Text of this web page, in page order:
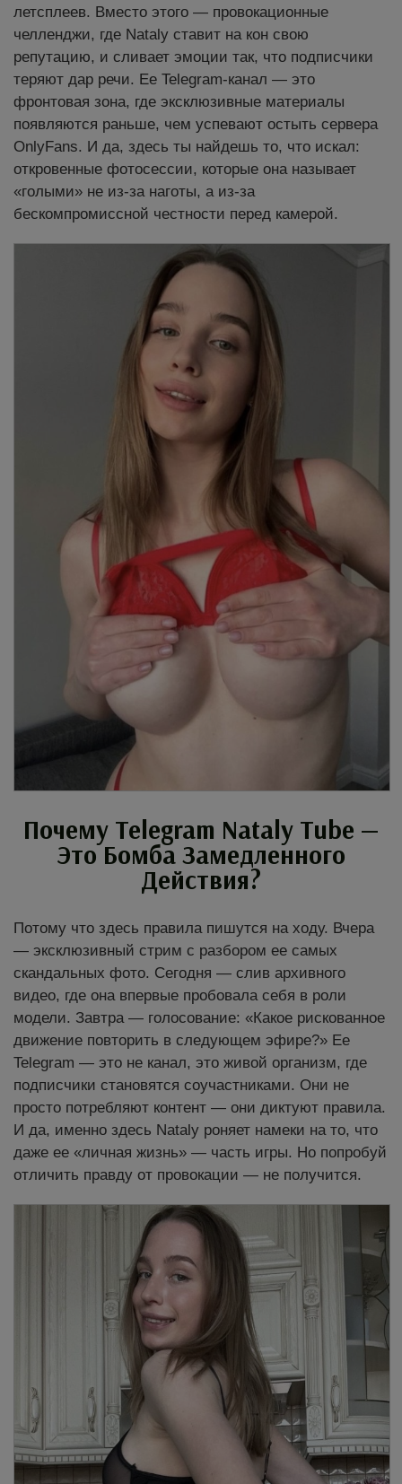
летсплеев. Вместо этого — провокационные
челленджи, где Nataly ставит на кон свою
репутацию, и сливает эмоции так, что подписчики
теряют дар речи. Ее Telegram-канал — это
фронтовая зона, где эксклюзивные материалы
появляются раньше, чем успевают остыть сервера
OnlyFans. И да, здесь ты найдешь то, что искал:
откровенные фотосессии, которые она называет
«голыми» не из-за наготы, а из-за
бескомпромиссной честности перед камерой.
Почему Telegram Nataly Tube —
Это Бомба Замедленного
Действия?
Потому что здесь правила пишутся на ходу. Вчера
— эксклюзивный стрим с разбором ее самых
скандальных фото. Сегодня — слив архивного
видео, где она впервые пробовала себя в роли
модели. Завтра — голосование: «Какое рискованное
движение повторить в следующем эфире?» Ее
Telegram — это не канал, это живой организм, где
подписчики становятся соучастниками. Они не
просто потребляют контент — они диктуют правила.
И да, именно здесь Nataly роняет намеки на то, что
даже ее «личная жизнь» — часть игры. Но попробуй
отличить правду от провокации — не получится.